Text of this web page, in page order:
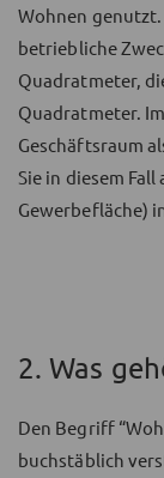
Wohnen
betriebliche
Quadratmeter,
Quadratmeter.
Geschäftsraum
Sie in diesem
Gewerbefläche)
2. Was
Den Begriff
buchstäblich